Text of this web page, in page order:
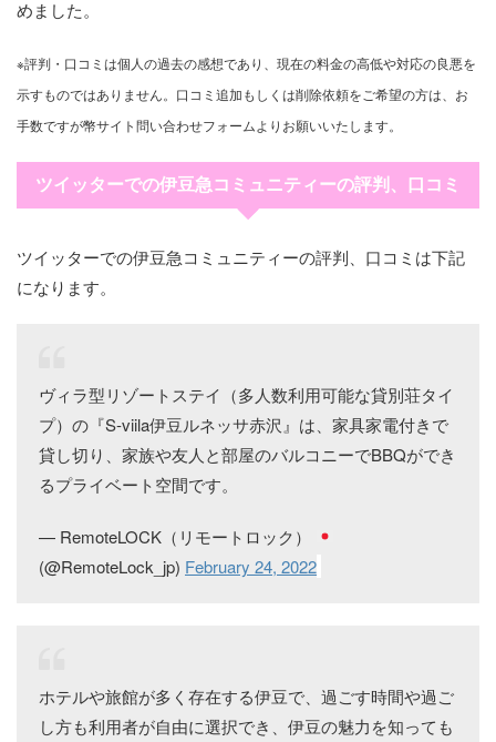
めました。
※評判・口コミは個人の過去の感想であり、現在の料金の高低や対応の良悪を
示すものではありません。口コミ追加もしくは削除依頼をご希望の方は、お
手数ですが幣サイト問い合わせフォームよりお願いいたします。
ツイッターでの伊豆急コミュニティーの評判、口コミ
ツイッターでの伊豆急コミュニティーの評判、口コミは下記
になります。
ヴィラ型リゾートステイ（多人数利用可能な貸別荘タイ
プ）の『S-viila伊豆ルネッサ赤沢』は、家具家電付きで
貸し切り、家族や友人と部屋のバルコニーでBBQができ
るプライベート空間です。
— RemoteLOCK（リモートロック）
(@RemoteLock_jp) February 24, 2022
ホテルや旅館が多く存在する伊豆で、過ごす時間や過ご
し方も利用者が自由に選択でき、伊豆の魅力を知っても